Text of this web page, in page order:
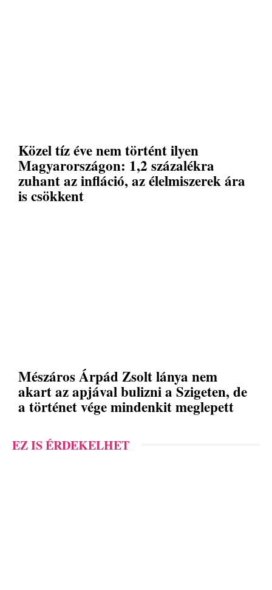
Közel tíz éve nem történt ilyen
Magyarországon: 1,2 százalékra
zuhant az infláció, az élelmiszerek ára
is csökkent
Mészáros Árpád Zsolt lánya nem
akart az apjával bulizni a Szigeten, de
a történet vége mindenkit meglepett
EZ IS ÉRDEKELHET